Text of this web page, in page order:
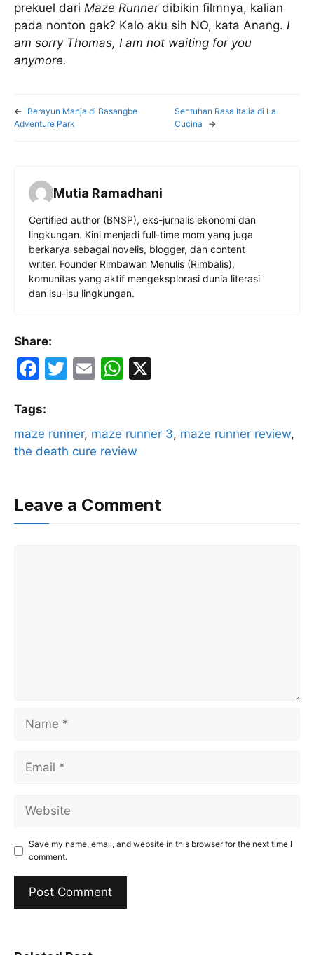
prekuel dari Maze Runnerdibikin filmnya, kalian
pada nonton gak? Kalo aku sih NO, kata Anang. I
am sorry Thomas, I am not waiting for you
anymore.
←
Berayun Manja di Basangbe
Adventure Park
Sentuhan Rasa Italia di La
Cucina
→
Mutia Ramadhani
Certified author (BNSP), eks-jurnalis ekonomi dan
lingkungan. Kini menjadi full-time mom yang juga
berkarya sebagai novelis, blogger, dan content
writer. Founder Rimbawan Menulis (Rimbalis),
komunitas yang aktif mengeksplorasi dunia literasi
dan isu-isu lingkungan.
Share:
F
c
e
b
o
k
T
er
E
l
W
s
A
p
Tags:
maze runner, maze runner 3, maze runner review
the death cure review
Leave a Comment
Name
Email
Website
Save my name, email, and website in this browser for the next time I
comment.